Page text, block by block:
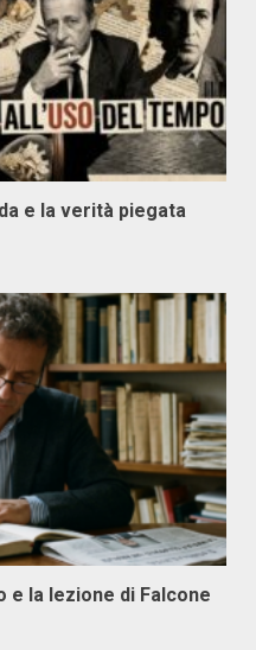
e la verità piegata
e la lezione di Falcone